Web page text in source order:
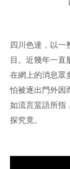
四川色達，以一
目。近幾年一直
在網上的消息眾
怕被逐出門外因
如流言蜚語所指
探究竟。